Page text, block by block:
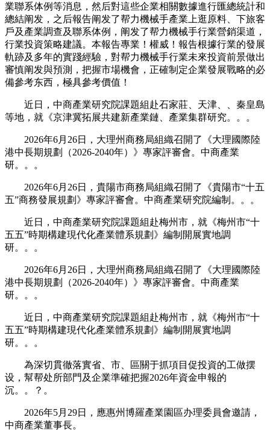
業聯系体例等消息，然后對這些企業相關數據進行匯總統計和
總結阐发，之后報告阐发了帮力機械手產業上逛原料、下旅客
戶及產業調查及聯系体例，阐发了帮力機械手行業營銷渠道，
行業投資策略建議。本報告專業！權威！報告根據行業的發展
軌跡及多年的實踐經驗，對帮力機械手行業未來投資前景做出
審慎阐发與預測，把握市場機會，正確制定企業發展戰略的必
備參考东西，極具參考價值！
近日，中商產業研究院課題組赴石家莊、天津、、秦皇島
等地，就《京津冀拓展共建新產業鏈、產業集群研究。。。
2026年6月26日，大理州商務局組織召開了《大理國際陸
港中長期規劃（2026-2040年）》專家評審會。中商產業
研。。。
2026年6月26日，貴陽市商務局組織召開了《貴陽市“十五
五”商務發展規劃》專家評審會。中商產業研究院編制。。。
近日，中商產業研究院課題組赴梅州市，就《梅州市“十
五五”時期構建現代化產業體系規劃》編制開展實地調
研。。。
2026年6月26日，大理州商務局組織召開了《大理國際陸
港中長期規劃（2026-2040年）》專家評審會。中商產業
研。。。
近日，中商產業研究院課題組赴梅州市，就《梅州市“十
五五”時期構建現代化產業體系規劃》編制開展實地調
研。。。
為深切貫徹落實省、市、區關于抓項目促投資的工做摆
设，幫帮处所部門及企業準確把握2026年資金申報的
沉。。？。
2026年5月29日，應惠州博羅產業園區办理委員會邀請，
中商產業董事長。